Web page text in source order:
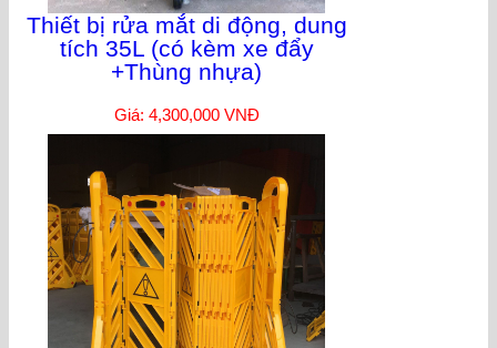
Thiết bị rửa mắt di động, dung
tích 35L (có kèm xe đẩy
+Thùng nhựa)
Giá: 4,300,000 VNĐ